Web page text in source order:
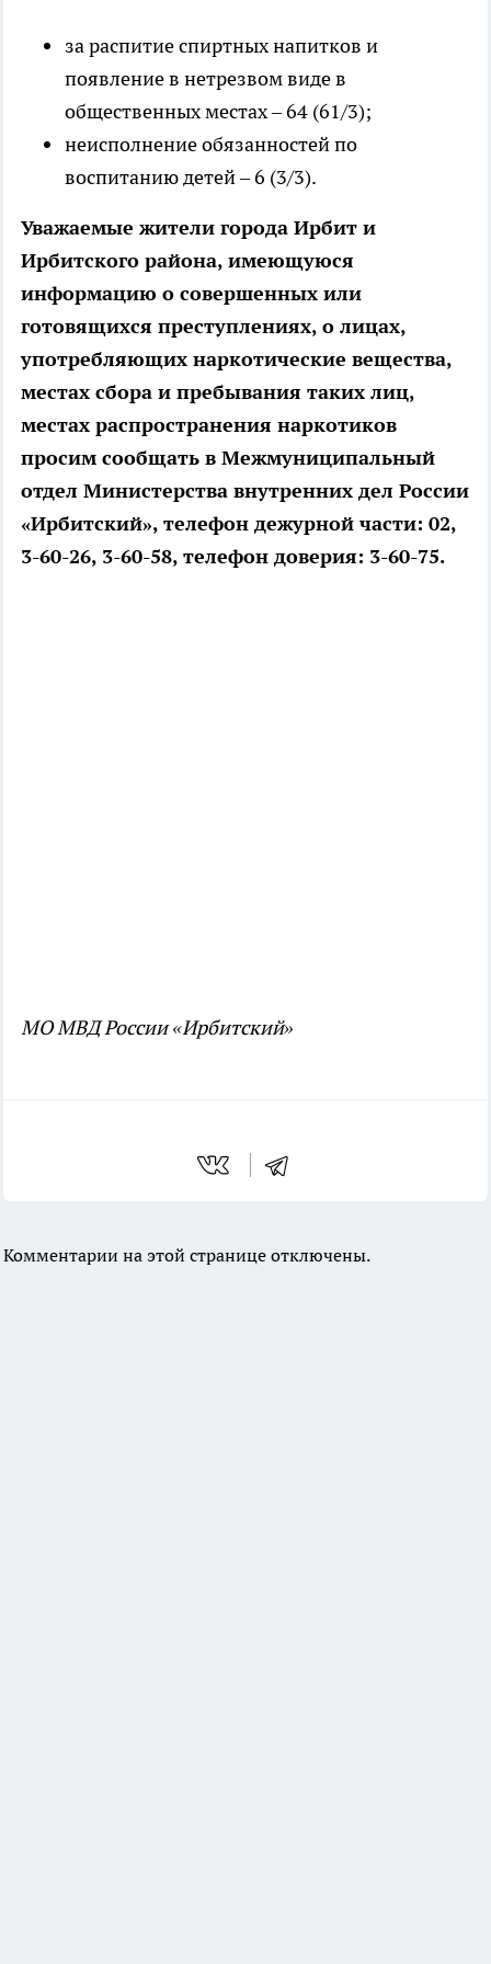
за распитие спиртных напитков и
появление в нетрезвом виде в
общественных местах – 64 (61/3);
неисполнение обязанностей по
воспитанию детей – 6 (3/3).
Уважаемые жители города Ирбит и
Ирбитского района, имеющуюся
информацию о совершенных или
готовящихся преступлениях, о лицах,
употребляющих наркотические вещества,
местах сбора и пребывания таких лиц,
местах распространения наркотиков
просим сообщать в Межмуниципальный
отдел Министерства внутренних дел России
«Ирбитский», телефон дежурной части: 02,
3-60-26, 3-60-58, телефон доверия: 3-60-75.
МО МВД России «Ирбитский»
Комментарии на этой странице отключены.